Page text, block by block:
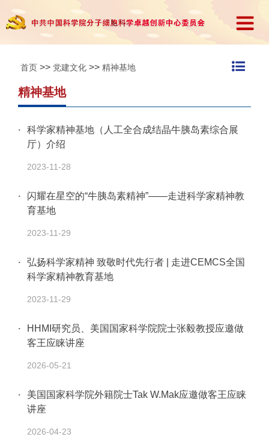
首页 >> 党建文化 >> 精神基地
精神基地
科学家精神基地（人工全合成结晶牛胰岛素综合展
厅）介绍
2023-11-28
闪耀在星空的“牛胰岛素精神”——走进科学家精神教
育基地
2023-11-29
弘扬科学家精神 致敬时代先行者 | 走进CEMCS全国
科学家精神教育基地
2023-11-29
HHMI研究员、美国国家科学院院士张毅教授应邀做
客王应睐讲座
2026-05-21
美国国家科学院外籍院士Tak W.Mak应邀做客王应睐
讲座
2026-04-23